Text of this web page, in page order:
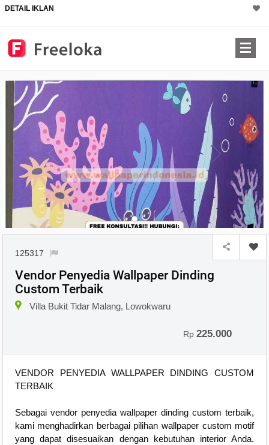
DETAIL IKLAN
125317
Vendor Penyedia Wallpaper Dinding
Custom Terbaik
Villa Bukit Tidar Malang, Lowokwaru
Rp225.000
VENDOR PENYEDIA WALLPAPER DINDING CUSTOM
TERBAIK
Sebagai vendor penyedia wallpaper dinding custom terbaik,
kami menghadirkan berbagai pilihan wallpaper custom motif
yang dapat disesuaikan dengan kebutuhan interior Anda.